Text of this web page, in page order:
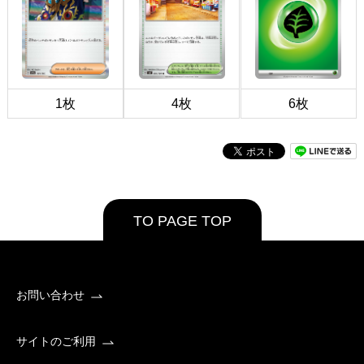
1枚 4枚 6枚
TO PAGE TOP
お問い合わせ
サイトのご利用